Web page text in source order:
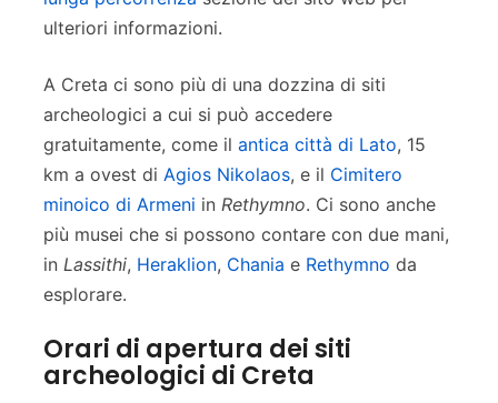
ulteriori informazioni.
A Creta ci sono più di una dozzina di siti
archeologici a cui si può accedere
gratuitamente, come il antica città di Lato, 15
km a ovest di Agios Nikolaos, e il Cimitero
minoico di Armeni in Rethymno. Ci sono anche
più musei che si possono contare con due mani,
in Lassithi, Heraklion, Chania e Rethymno da
esplorare.
Orari di apertura dei siti
archeologici di Creta